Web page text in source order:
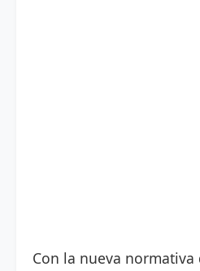
Con la nueva normativa